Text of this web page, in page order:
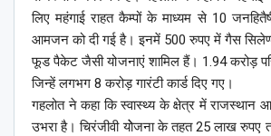
लिए महंगाई राहत कैम्पों के माध्यम से 10
आमजन को दी गई है। इनमें 500 रुपए में गैस
फूड पैकेट जैसी योजनाएं शामिल हैं। 1.94 करोड़
जिन्हें लगभग 8 करोड़ गारंटी कार्ड दिए गए।
गहलोत ने कहा कि स्वास्थ्य के क्षेत्र में
उभरा है। चिरंजीवी योेजना के तहत 25 लाख रुपए